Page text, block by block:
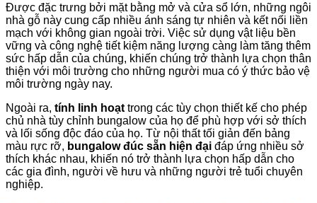
Được đặc trưng bởi mặt bằng mở và cửa sổ lớn, những ngôi
nhà gỗ này cung cấp nhiều ánh sáng tự nhiên và kết nối liền
mạch với không gian ngoài trời. Việc sử dụng vật liệu bền
vững và công nghệ tiết kiệm năng lượng càng làm tăng thêm
sức hấp dẫn của chúng, khiến chúng trở thành lựa chọn thân
thiện với môi trường cho những người mua có ý thức bảo vệ
môi trường ngày nay.
Ngoài ra, tính linh hoạt trong các tùy chọn thiết kế cho phép
chủ nhà tùy chỉnh bungalow của họ để phù hợp với sở thích
và lối sống độc đáo của họ. Từ nội thất tối giản đến bảng
màu rực rỡ, bungalow đúc sẵn hiện đại đáp ứng nhiều sở
thích khác nhau, khiến nó trở thành lựa chọn hấp dẫn cho
các gia đình, người về hưu và những người trẻ tuổi chuyên
nghiệp.